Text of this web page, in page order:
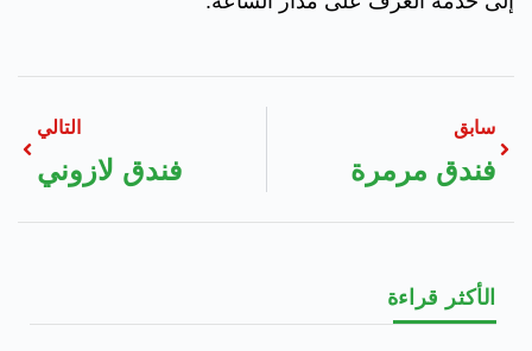
سابق
فندق مرمرة
التالي
فندق لازوني
الأكثر قراءة